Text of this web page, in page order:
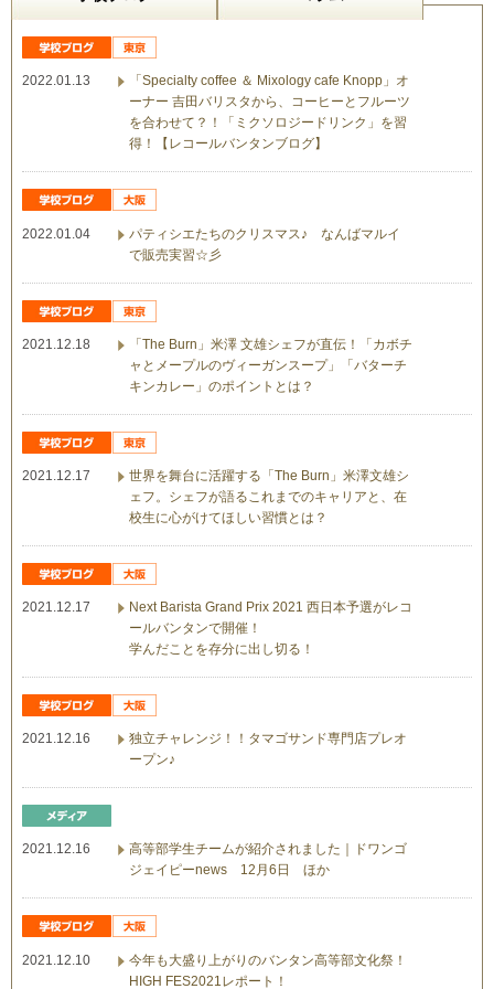
2022.01.13
「Specialty coffee ＆ Mixology cafe Knopp」オ
ーナー 吉田バリスタから、コーヒーとフルーツ
を合わせて？！「ミクソロジードリンク」を習
得！【レコールバンタンブログ】
2022.01.04
パティシエたちのクリスマス♪ なんばマルイ
で販売実習☆彡
2021.12.18
「The Burn」米澤 文雄シェフが直伝！「カボチ
ャとメープルのヴィーガンスープ」「バターチ
キンカレー」のポイントとは？
2021.12.17
世界を舞台に活躍する「The Burn」米澤文雄シ
ェフ。シェフが語るこれまでのキャリアと、在
校生に心がけてほしい習慣とは？
2021.12.17
Next Barista Grand Prix 2021 西日本予選がレコ
ールバンタンで開催！
学んだことを存分に出し切る！
2021.12.16
独立チャレンジ！！タマゴサンド専門店プレオ
ープン♪
2021.12.16
高等部学生チームが紹介されました｜ドワンゴ
ジェイピーnews 12月6日 ほか
2021.12.10
今年も大盛り上がりのバンタン高等部文化祭！
HIGH FES2021レポート！